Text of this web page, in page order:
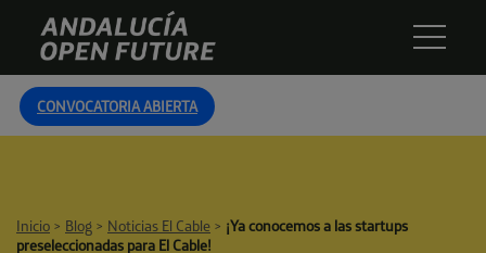
content
Andalucía
Open
Future
CONVOCATORIA ABIERTA
Inicio > Blog > Noticias El Cable > ¡Ya conocemos a las startups
preseleccionadas para El Cable!